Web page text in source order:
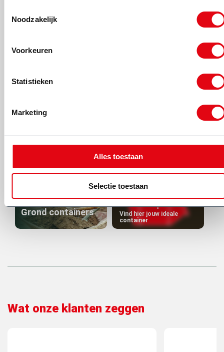
Noodzakelijk
Voorkeuren
Statistieken
Marketing
Alles toestaan
Selectie toestaan
Toch een andere container nodig voor jouw klus?
Houtafval
Tuin- en groen
Grond containers
?
Vind hier jouw ideale
container
Wat onze klanten zeggen